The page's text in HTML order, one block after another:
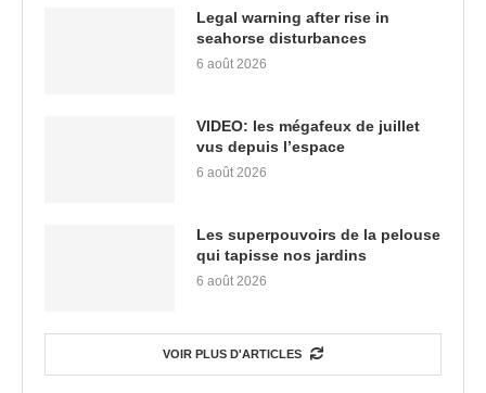
Legal warning after rise in
seahorse disturbances
6 août 2026
VIDEO: les mégafeux de juillet
vus depuis l’espace
6 août 2026
Les superpouvoirs de la pelouse
qui tapisse nos jardins
6 août 2026
VOIR PLUS D'ARTICLES